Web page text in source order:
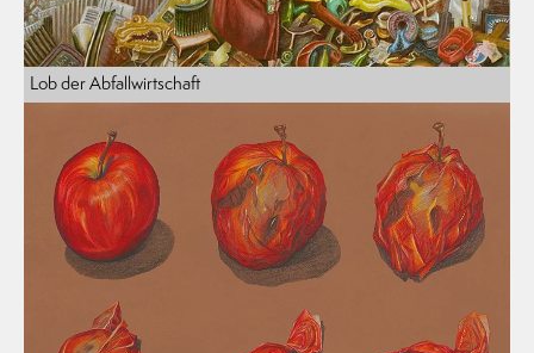
Lob der Abfallwirtschaft